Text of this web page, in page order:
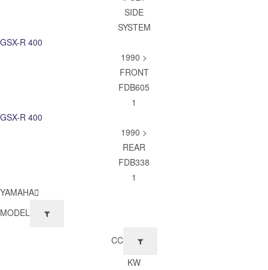
SIDE
SYSTEM
GSX-R 400
1990 >
FRONT
FDB605
1
GSX-R 400
1990 >
REAR
FDB338
1
YAMAHA
MODEL
CC
KW